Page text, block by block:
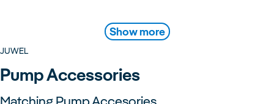
Show more
JUWEL
Pump Accessories